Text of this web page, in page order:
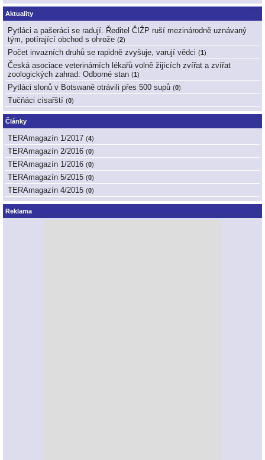
Aktuality
Pytláci a pašeráci se radují. Ředitel ČIŽP ruší mezinárodně uznávaný
tým, potírající obchod s ohrože (2)
Počet invazních druhů se rapidně zvyšuje, varují vědci (1 )
Česká asociace veterinárních lékařů volně žijících zvířat a zvířat
zoologických zahrad: Odborné stan (1 )
Pytláci slonů v Botswaně otrávili přes 500 supů (0)
Tučňáci císařští (0)
Články
TERAmagazín 1/2017 (4)
TERAmagazín 2/2016 (0)
TERAmagazín 1/2016 (0)
TERAmagazín 5/2015 (0)
TERAmagazín 4/2015 (0)
Reklama